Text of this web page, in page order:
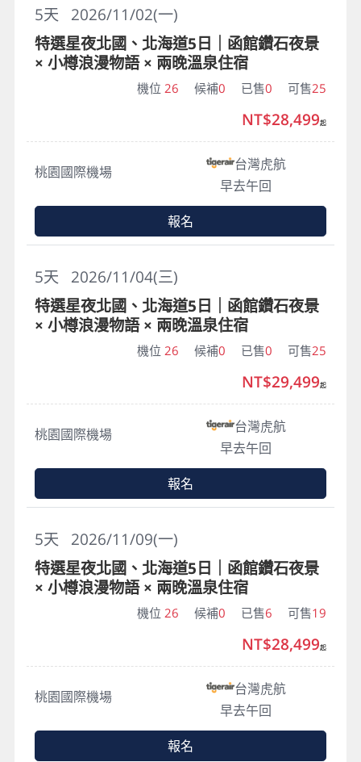
2026/11/02(一)
5天
特選星夜北國、北海道5日｜函館鑽石夜景
× 小樽浪漫物語 × 兩晚溫泉住宿
機位 26 候補0 已售0 可售25
桃園國際機場
台灣虎航
早去午回
NT$28,499起
報名
2026/11/04(三)
5天
特選星夜北國、北海道5日｜函館鑽石夜景
× 小樽浪漫物語 × 兩晚溫泉住宿
機位 26 候補0 已售0 可售25
桃園國際機場
台灣虎航
早去午回
NT$29,499起
報名
2026/11/09(一)
5天
特選星夜北國、北海道5日｜函館鑽石夜景
× 小樽浪漫物語 × 兩晚溫泉住宿
機位 26 候補0 已售6 可售19
桃園國際機場
台灣虎航
早去午回
NT$28,499起
報名